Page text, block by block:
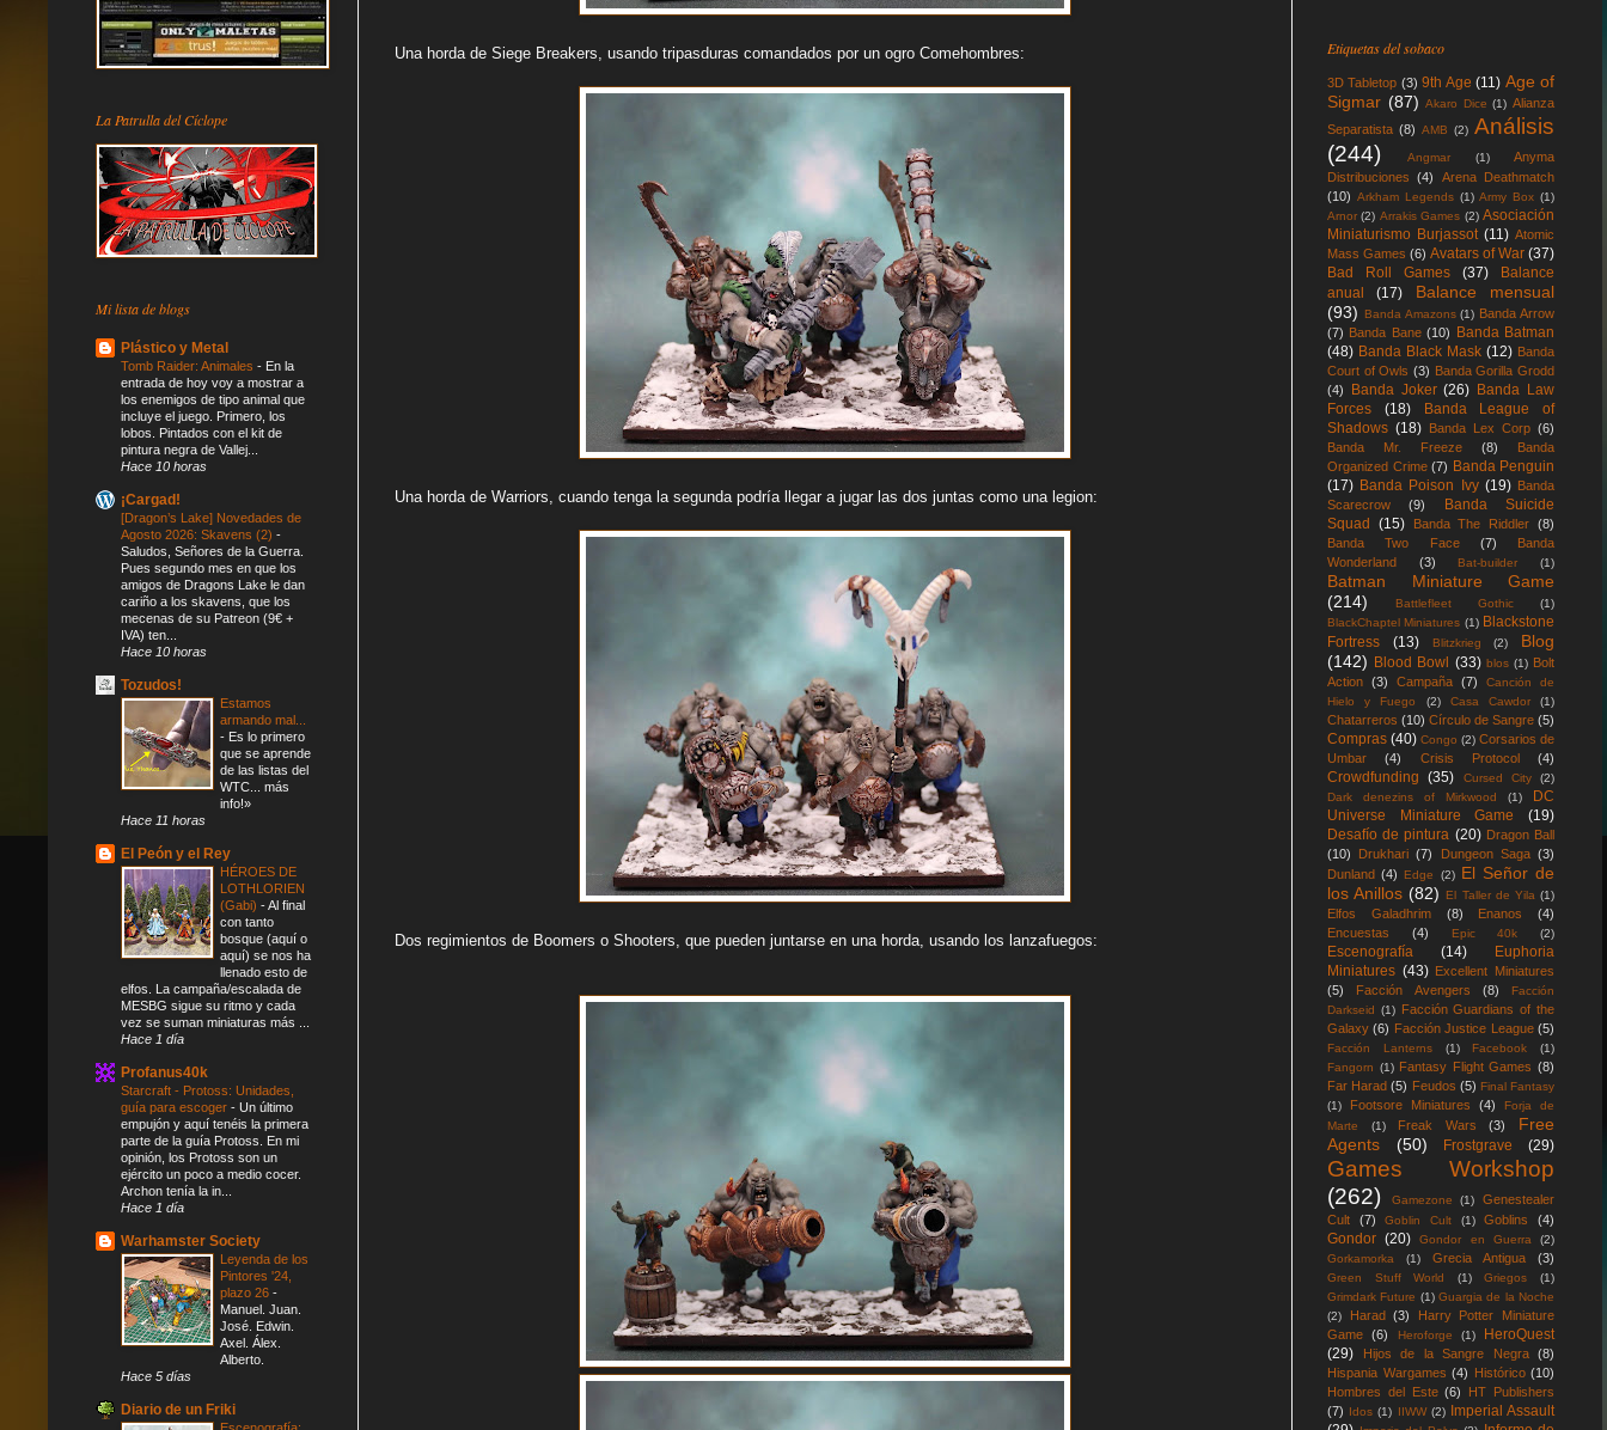
Una horda de Siege Breakers, usando tripasduras comandados por un ogro Comehombres:
Una horda de Warriors, cuando tenga la segunda podría llegar a jugar las dos juntas como una legion:
Dos regimientos de Boomers o Shooters, que pueden juntarse en una horda, usando los lanzafuegos:
La Patrulla del Cíclope
Mi lista de blogs
Plástico y Metal
Tomb Raider: Animales - En la
entrada de hoy voy a mostrar a
los enemigos de tipo animal que
incluye el juego. Primero, los
lobos. Pintados con el kit de
pintura negra de Vallej...
Hace 10 horas
¡Cargad!
[Dragon’s Lake] Novedades de
Agosto 2026: Skavens (2) -
Saludos, Señores de la Guerra.
Pues segundo mes en que los
amigos de Dragons Lake le dan
cariño a los skavens, que los
mecenas de su Patreon (9€ +
IVA) ten...
Hace 10 horas
Tozudos!
Estamos
armando mal...
- Es lo primero
que se aprende
de las listas del
WTC... más
info!»
Hace 11 horas
El Peón y el Rey
HÉROES DE
LOTHLORIEN
(Gabi) -Al final
con tanto
bosque (aquí o
aquí) se nos ha
llenado esto de
elfos. La campaña/escalada de
MESBG sigue su ritmo y cada
vez se suman miniaturas más ...
Hace 1 día
Profanus40k
Starcraft - Protoss: Unidades,
guía para escoger - Un último
empujón y aquí tenéis la primera
parte de la guía Protoss. En mi
opinión, los Protoss son un
ejército un poco a medio cocer.
Archon tenía la in...
Hace 1 día
Warhamster Society
Leyenda de los
Pintores '24,
plazo 26 -
Manuel. Juan.
José. Edwin.
Axel. Álex.
Alberto.
Hace 5 días
Diario de un Friki
Etiquetas del sobaco
3D Tabletop (3) 9th Age (11) Age of
Sigmar (87) Akaro Dice (1) Alianza
Separatista (8) AMB (2) Análisis
(244)
Angmar (1)
Anyma
Distribuciones
(4)
Arena Deathmatch
(10) Arkham Legends (1) Army Box (1)
Arnor (2) Arrakis Games (2) Asociación
Miniaturismo Burjassot (11) Atomic
Mass Games (6) Avatars of War (37)
Bad Roll Games
(37)
Balance
anual
(17)
Balance mensual
(93)
Banda Amazons (1) Banda Arrow
(7) Banda Bane (10)
Banda Batman
(48) Banda Black Mask (12) Banda
Court of Owls (3) Banda Gorilla Grodd
(4)
Banda Joker (26) Banda Law
Forces
(18)
Banda League of
Shadows (18) Banda Lex Corp (6)
Banda Mr. Freeze
(8)
Banda
Organized Crime (7) Banda Penguin
(17) Banda Poison Ivy (19) Banda
Scarecrow
(9)
Banda Suicide
Squad
(15) Banda The Riddler (8)
Banda Two Face
(7)
Banda
Wonderland
(3) Bat-builder (1)
Batman Miniature Game
(214)
Battlefleet Gothic
(1)
BlackChaptel Miniatures (1) Blackstone
Fortress
(13) Blitzkrieg (2)
Blog
(142) Blood Bowl (33) blos (1) Bolt
Action (3) Campaña (7)
Canción de
Hielo y Fuego
(2) Casa Cawdor (1)
Chatarreros (10) Círculo de Sangre (5)
Compras (40) Congo (2) Corsarios de
Umbar
(4) Crisis Protocol (4)
Crowdfunding (35) Cursed City
(2)
Dark denezins of Mirkwood
(1)
DC
Universe Miniature Game
(19)
Desafío de pintura (20) Dragon Ball
(10)
Drukhari (7) Dungeon Saga (3)
Dunland (4) Edge (2) El Señor de
los Anillos (82) El Taller de Yila (1)
Elfos Galadhrim (8) Enanos
(4)
Encuestas
(4) Epic 40k (2)
Escenografía (14)
Euphoria
Miniatures (43) Excellent Miniatures
(5)
Facción Avengers (8)
Facción
Darkseid (1) Facción Guardians of the
Galaxy (6) Facción Justice League (5)
Facción Lanterns (1) Facebook
(1)
Fangorn (1) Fantasy Flight Games (8)
Far Harad (5) Feudos (5) Final Fantasy
(1)
Footsore Miniatures (4)
Forja de
Marte
(1) Freak Wars (3)
Free
Agents
(50) Frostgrave (29)
Games Workshop
(262)
Gamezone (1)
Genestealer
Cult
(7) Goblin Cult (1) Goblins (4)
Gondor (20) Gondor en Guerra
(2)
Gorkamorka
(1) Grecia Antigua (3)
Green Stuff World (1) Griegos
(1)
Grimdark Future (1) Guargia de la Noche
(2)
Harad (3)
Harry Potter Miniature
Game
(6) Heroforge (1)
HeroQuest
(29)
Hijos de la Sangre Negra
(8)
Hispania Wargames (4) Histórico (10)
Hombres del Este (6)
HT Publishers
(7) Idos (1) IIWW (2)
Imperial Assault